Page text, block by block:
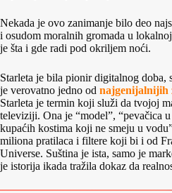
Nekada je ovo zanimanje bilo deo
i osudom moralnih gromada u
je šta i gde radi pod okriljem noći.
Starleta je bila pionir digitalnog doba,
je verovatno jedno od najgenijalnijih
Starleta je termin koji služi da tvojoj
televiziji. Ona je “model”, “pevačica
kupaćih kostima koji ne smeju u
miliona pratilaca i filtere koji bi i od
Universe. Suština je ista, samo je
je istorija ikada tražila dokaz da